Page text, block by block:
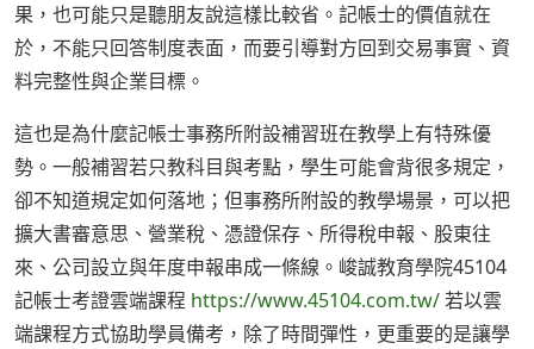
果，也可能只是聽朋友說這樣比較省。記帳士的價值就在
於，不能只回答制度表面，而要引導對方回到交易事實、資
料完整性與企業目標。
這也是為什麼記帳士事務所附設補習班在教學上有特殊優
勢。一般補習若只教科目與考點，學生可能會背很多規定，
卻不知道規定如何落地；但事務所附設的教學場景，可以把
擴大書審意思、營業稅、憑證保存、所得稅申報、股東往
來、公司設立與年度申報串成一條線。峻誠教育學院45104
記帳士考證雲端課程 https://www.45104.com.tw/若以雲
端課程方式協助學員備考，除了時間彈性，更重要的是讓學